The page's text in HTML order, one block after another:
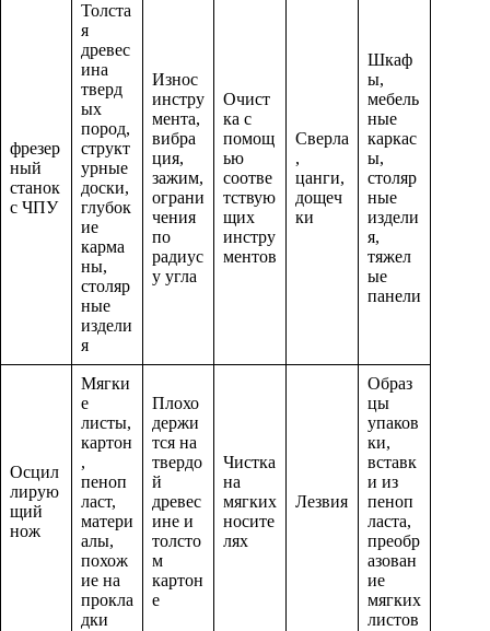
фрезер
ный
станок
с ЧПУ
Толста
я
древес
ина
тверд
ых
пород,
структ
урные
доски,
глубок
ие
карма
ны,
столяр
ные
издели
я
Износ
инстру
мента,
вибра
ция,
зажим,
ограни
чения
по
радиус
у угла
Очист
ка с
помощ
ью
соотве
тствую
щих
инстру
ментов
Сверла
,
цанги,
дощеч
ки
Шкаф
ы,
мебель
ные
каркас
ы,
столяр
ные
издели
я,
тяжел
ые
панели
Осцил
лирую
щий
нож
Мягки
е
листы,
картон
,
пеноп
ласт,
матери
алы,
похож
ие на
прокла
дки
Плохо
держи
тся на
твердо
й
древес
ине и
толсто
м
картон
е
Чистка
на
мягких
носите
лях
Лезвия
Образ
цы
упаков
ки,
вставк
и из
пеноп
ласта,
преобр
азован
ие
мягких
листов